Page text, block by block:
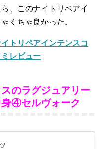
、このナイトリペアイ
くちゃ良かった。
トリペアインテンスコ
レビュー
のラグジュアリー
④セルヴォーク